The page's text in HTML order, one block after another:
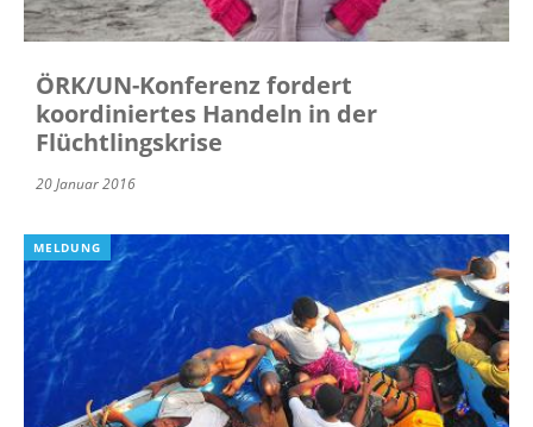
ÖRK/UN-Konferenz fordert
koordiniertes Handeln in der
Flüchtlingskrise
20 Januar 2016
MELDUNG